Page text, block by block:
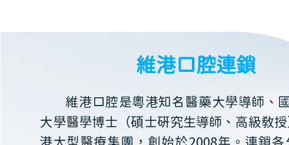
維港口腔連鎖
維港口腔是粵港知名醫藥大學導師、
大學醫學博士（碩士研究生導師、高級教